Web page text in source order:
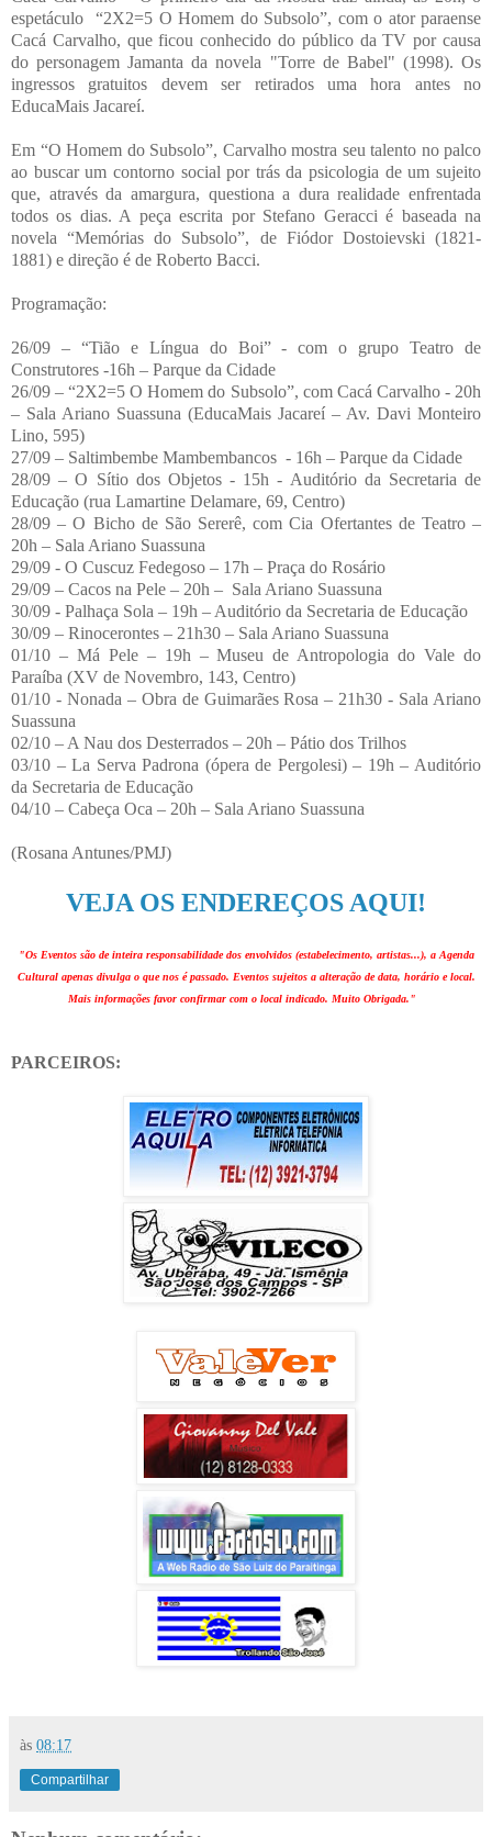
espetáculo “2X2=5 O Homem do Subsolo”, com o ator paraense
Cacá Carvalho, que ficou conhecido do público da TV por causa
do personagem Jamanta da novela "Torre de Babel" (1998). Os
ingressos gratuitos devem ser retirados uma hora antes no
EducaMais Jacareí.
Em “O Homem do Subsolo”, Carvalho mostra seu talento no palco
ao buscar um contorno social por trás da psicologia de um sujeito
que, através da amargura, questiona a dura realidade enfrentada
todos os dias. A peça escrita por Stefano Geracci é baseada na
novela “Memórias do Subsolo”, de Fiódor Dostoievski (1821-
1881) e direção é de Roberto Bacci.
Programação:
26/09 – “Tião e Língua do Boi” - com o grupo Teatro de
Construtores -16h – Parque da Cidade
26/09 – “2X2=5 O Homem do Subsolo”, com Cacá Carvalho - 20h
– Sala Ariano Suassuna (EducaMais Jacareí – Av. Davi Monteiro
Lino, 595)
27/09 – Saltimbembe Mambembancos - 16h – Parque da Cidade
28/09 – O Sítio dos Objetos - 15h - Auditório da Secretaria de
Educação (rua Lamartine Delamare, 69, Centro)
28/09 – O Bicho de São Sererê, com Cia Ofertantes de Teatro –
20h – Sala Ariano Suassuna
29/09 - O Cuscuz Fedegoso – 17h – Praça do Rosário
29/09 – Cacos na Pele – 20h – Sala Ariano Suassuna
30/09 - Palhaça Sola – 19h – Auditório da Secretaria de Educação
30/09 – Rinocerontes – 21h30 – Sala Ariano Suassuna
01/10 – Má Pele – 19h – Museu de Antropologia do Vale do
Paraíba (XV de Novembro, 143, Centro)
01/10 - Nonada – Obra de Guimarães Rosa – 21h30 - Sala Ariano
Suassuna
02/10 – A Nau dos Desterrados – 20h – Pátio dos Trilhos
03/10 – La Serva Padrona (ópera de Pergolesi) – 19h – Auditório
da Secretaria de Educação
04/10 – Cabeça Oca – 20h – Sala Ariano Suassuna
(Rosana Antunes/PMJ)
VEJA OS ENDEREÇOS AQUI!
"Os Eventos são de inteira responsabilidade dos envolvidos (estabelecimento, artistas...), a Agenda
Cultural apenas divulga o que nos é passado. Eventos sujeitos a alteração de data, horário e local.
Mais informações favor confirmar com o local indicado. Muito Obrigada."
PARCEIROS:
às 08:17
Compartilhar